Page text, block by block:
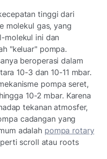
tinggi dari
molekul gas, yang
molekul ini dan
"keluar" pompa.
beroperasi dalam
10-3 dan 10-11 mbar.
pompa seret,
10-2 mbar. Karena
tekanan atmosfer,
cadangan yang
adalah pompa rotary
scroll atau roots